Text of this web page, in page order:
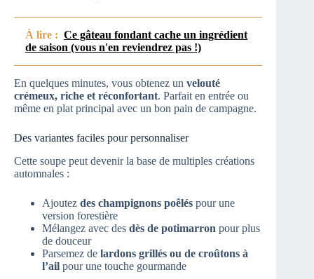
À lire : Ce gâteau fondant cache un ingrédient
de saison (vous n'en reviendrez pas !)
En quelques minutes, vous obtenez un velouté
crémeux, riche et réconfortant. Parfait en entrée ou
même en plat principal avec un bon pain de campagne.
Des variantes faciles pour personnaliser
Cette soupe peut devenir la base de multiples créations
automnales :
Ajoutez des champignons poêlés pour une
version forestière
Mélangez avec des dès de potimarron pour plus
de douceur
Parsemez de lardons grillés ou de croûtons à
l’ail pour une touche gourmande